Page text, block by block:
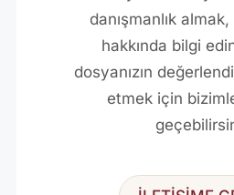
danışmanlık
hakkında bilgi
dosyanızın
etmek için